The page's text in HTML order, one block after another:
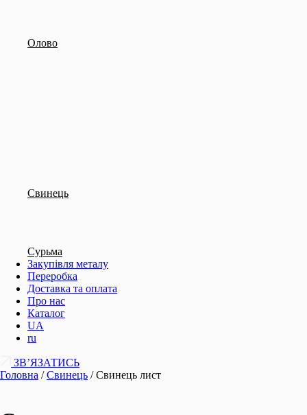
Олово
Свинець
Сурьма
Закупівля металу
Переробка
Доставка та оплата
Про нас
Каталог
UA
ru
ЗВ’ЯЗАТИСЬ
Головна /Свинець /Свинець лист